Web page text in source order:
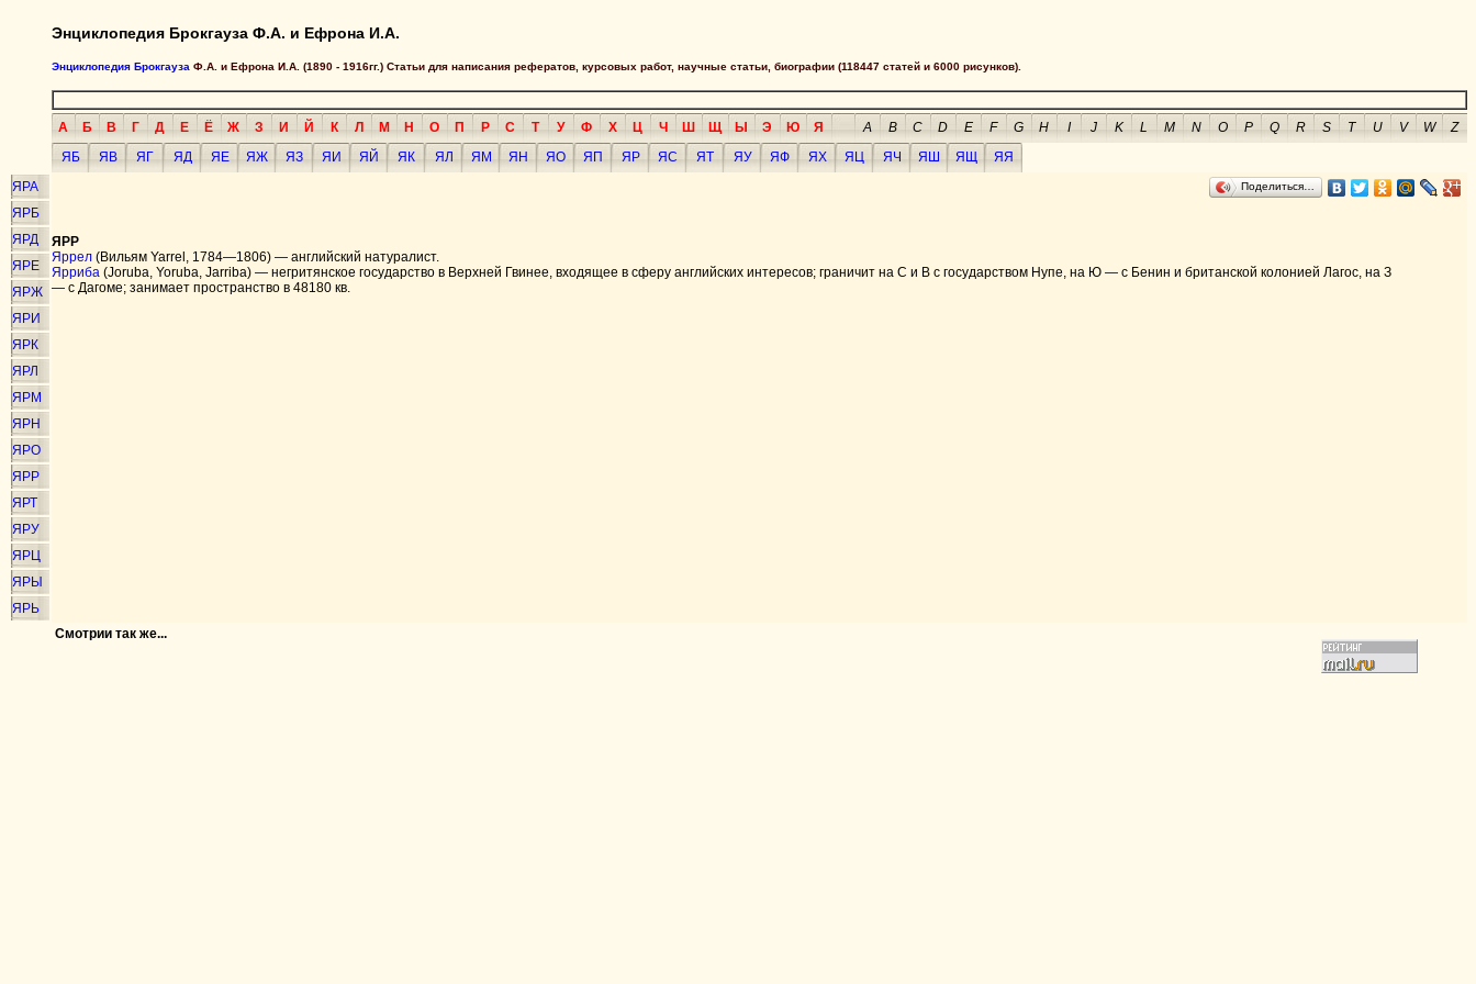
Энциклопедия Брокгауза Ф.А. и Ефрона И.А.
Энциклопедия Брокгауза Ф.А. и Ефрона И.А. (1890 - 1916гг.) Статьи для написания рефератов, курсовых работ, научные статьи, биографии (118447 статей и 6000 рисунков).
А Б В Г Д Е Ё Ж З И Й К Л М Н О П Р С Т У Ф Х Ц Ч Ш Щ Ы Э Ю Я A B C D E F G H I J K L M N O P Q R S T U V W
Z
ЯБ
ЯВ ЯГ ЯД ЯЕ ЯЖ ЯЗ ЯИ ЯЙ ЯК ЯЛ ЯМ ЯН ЯО ЯП ЯР ЯС ЯТ ЯУ ЯФ ЯХ ЯЦ ЯЧ ЯШ ЯЩ
ЯЯ
ЯРА
ЯРБ
ЯРД
ЯРЕ
ЯРЖ
ЯРИ
ЯРК
ЯРЛ
ЯРМ
ЯРН
ЯРО
ЯРР
ЯРТ
ЯРУ
ЯРЦ
ЯРЫ
ЯРЬ
Поделиться…
ЯРР
Яррел (Вильям Yarrel, 1784—1806) — английский натуралист.
Ярриба (Joruba, Yoruba, Jarriba) — негритянское государство в Верхней Гвинее, входящее в сферу английских интересов; граничит на С и В с государством Нупе, на Ю — с Бенин и британской колонией Лагос, на З
— с Дагоме; занимает пространство в 48180 кв.
Смотрии так же...